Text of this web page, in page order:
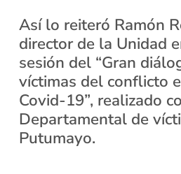
Así lo reiteró Ramón
director de la Unidad
sesión del “Gran
víctimas del conflicto
Covid-19”, realizado
Departamental de
Putumayo.